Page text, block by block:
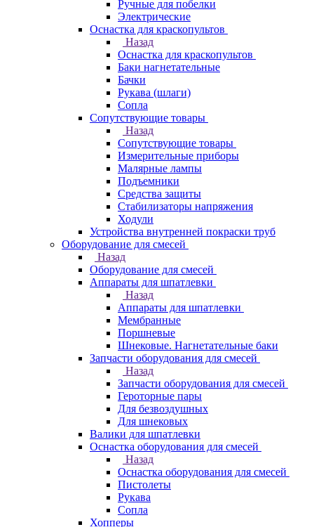
Ручные для побелки
Электрические
Оснастка для краскопультов
Назад
Оснастка для краскопультов
Баки нагнетательные
Бачки
Рукава (шлаги)
Сопла
Сопутствующие товары
Назад
Сопутствующие товары
Измерительные приборы
Малярные лампы
Подъемники
Средства защиты
Стабилизаторы напряжения
Ходули
Устройства внутренней покраски труб
Оборудование для смесей
Назад
Оборудование для смесей
Аппараты для шпатлевки
Назад
Аппараты для шпатлевки
Мембранные
Поршневые
Шнековые. Нагнетательные баки
Запчасти оборудования для смесей
Назад
Запчасти оборудования для смесей
Героторные пары
Для безвоздушных
Для шнековых
Валики для шпатлевки
Оснастка оборудования для смесей
Назад
Оснастка оборудования для смесей
Пистолеты
Рукава
Сопла
Хопперы